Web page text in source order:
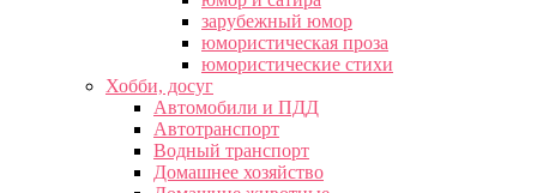
зарубежный юмор
юмористическая проза
юмористические стихи
Хобби, досуг
Автомобили и ПДД
Автотранспорт
Водный транспорт
Домашнее хозяйство